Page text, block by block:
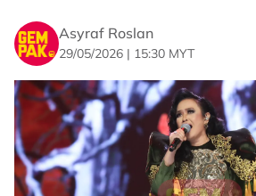
Asyraf Roslan
29/05/2026 | 15:30 MYT